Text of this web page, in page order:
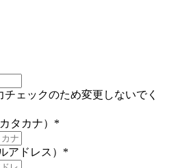
ェックのため変更しないでく
タカナ） *
アドレス） *